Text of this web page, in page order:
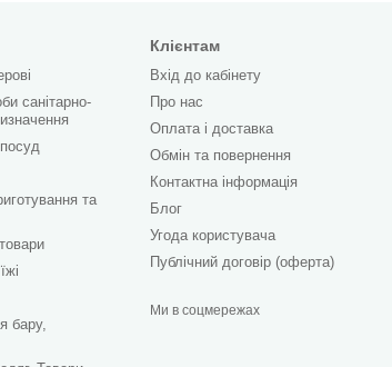
санітарно-
та
бару,
Клієнтам
Вхід до кабінету
Про нас
Оплата і доставка
Обмін та повернення
Контактна інформація
Блог
Угода користувача
Публічний договір (оферта)
Ми в соцмережах